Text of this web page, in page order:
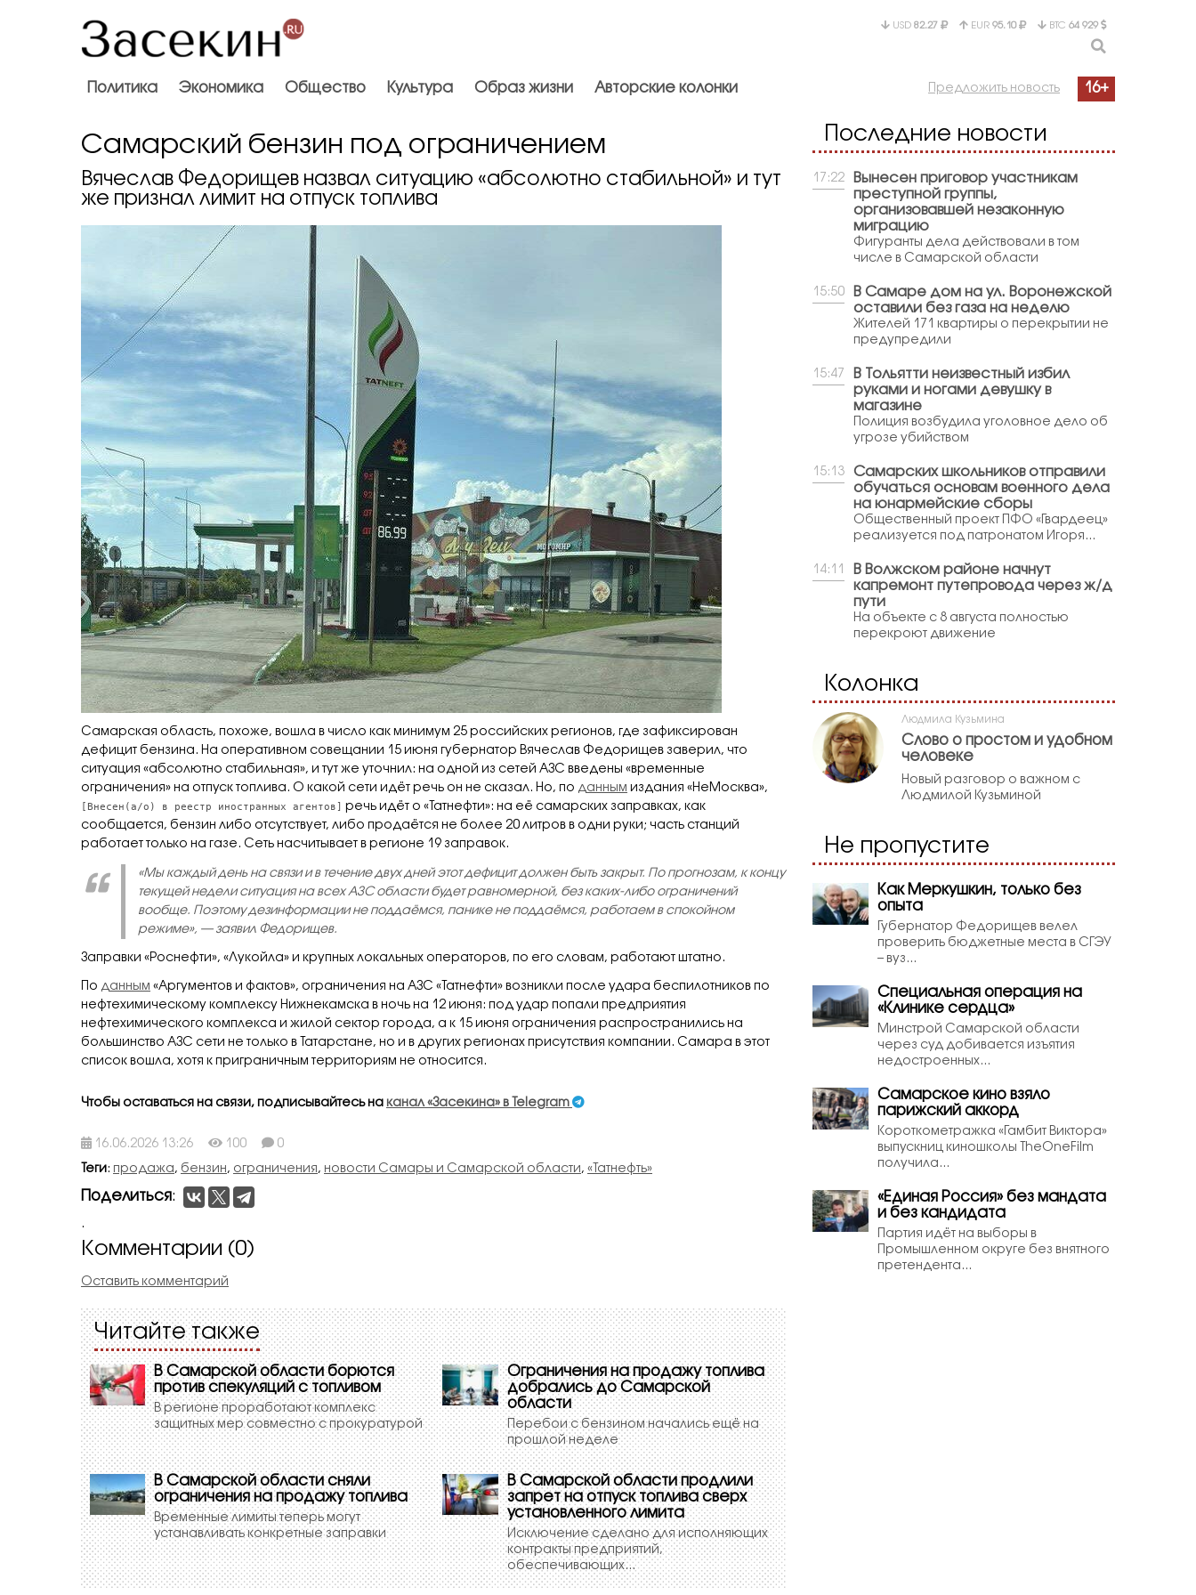
USD 82.27 EUR 95.10 BTC 64 929
Политика Экономика Общество Культура Образ жизни Авторские колонки Предложить новость 16+
Самарский бензин под ограничением
Вячеслав Федорищев назвал ситуацию «абсолютно стабильной» и тут
же признал лимит на отпуск топлива
Самарская область, похоже, вошла в число как минимум 25 российских регионов, где зафиксирован
дефицит бензина. На оперативном совещании 15 июня губернатор Вячеслав Федорищев заверил, что
ситуация «абсолютно стабильная», и тут же уточнил: на одной из сетей АЗС введены «временные
ограничения» на отпуск топлива. О какой сети идёт речь он не сказал. Но, по данным издания «НеМосква»,
[Внесен(а/о) в реестр иностранных агентов]
речь идёт о «Татнефти»: на её самарских заправках, как
сообщается, бензин либо отсутствует, либо продаётся не более 20 литров в одни руки; часть станций
работает только на газе. Сеть насчитывает в регионе 19 заправок.
«Мы каждый день на связи и в течение двух дней этот дефицит должен быть закрыт. По прогнозам, к концу
текущей недели ситуация на всех АЗС области будет равномерной, без каких-либо ограничений
вообще. Поэтому дезинформации не поддаёмся, панике не поддаёмся, работаем в спокойном
режиме», — заявил Федорищев.
Заправки «Роснефти», «Лукойла» и крупных локальных операторов, по его словам, работают штатно.
По данным «Аргументов и фактов», ограничения на АЗС «Татнефти» возникли после удара беспилотников по
нефтехимическому комплексу Нижнекамска в ночь на 12 июня: под удар попали предприятия
нефтехимического комплекса и жилой сектор города, а к 15 июня ограничения распространились на
большинство АЗС сети не только в Татарстане, но и в других регионах присутствия компании. Самара в этот
список вошла, хотя к приграничным территориям не относится.
Чтобы оставаться на связи, подписывайтесь на канал «Засекина» в Telegram
16.06.2026 13:26 100 0
Теги: продажа, бензин, ограничения, новости Самары и Самарской области, «Татнефть»
Поделиться :
.
Комментарии (0)
Оставить комментарий
Читайте также
В Самарской области борются
против спекуляций с топливом
В регионе проработают комплекс
защитных мер совместно с прокуратурой
Ограничения на продажу топлива
добрались до Самарской
области
Перебои с бензином начались ещё на
прошлой неделе
В Самарской области сняли
ограничения на продажу топлива
Временные лимиты теперь могут
устанавливать конкретные заправки
В Самарской области продлили
запрет на отпуск топлива сверх
установленного лимита
Исключение сделано для исполняющих
контракты предприятий,
обеспечивающих...
Последние новости
17:22
Вынесен приговор участникам
преступной группы,
организовавшей незаконную
миграцию
Фигуранты дела действовали в том
числе в Самарской области
15:50
В Самаре дом на ул. Воронежской
оставили без газа на неделю
Жителей 171 квартиры о перекрытии не
предупредили
15:47
В Тольятти неизвестный избил
руками и ногами девушку в
магазине
Полиция возбудила уголовное дело об
угрозе убийством
15:13
Самарских школьников отправили
обучаться основам военного дела
на юнармейские сборы
Общественный проект ПФО «Гвардеец»
реализуется под патронатом Игоря...
14:11
В Волжском районе начнут
капремонт путепровода через ж/д
пути
На объекте с 8 августа полностью
перекроют движение
Колонка
Людмила Кузьмина
Слово о простом и удобном
человеке
Новый разговор о важном с
Людмилой Кузьминой
Не пропустите
Как Меркушкин, только без
опыта
Губернатор Федорищев велел
проверить бюджетные места в СГЭУ
– вуз...
Специальная операция на
«Клинике сердца»
Минстрой Самарской области
через суд добивается изъятия
недостроенных...
Самарское кино взяло
парижский аккорд
Короткометражка «Гамбит Виктора»
выпускниц киношколы TheOneFilm
получила...
«Единая Россия» без мандата
и без кандидата
Партия идёт на выборы в
Промышленном округе без внятного
претендента...